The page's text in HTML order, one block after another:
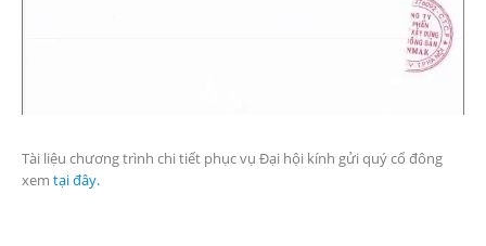
Tài liệu chương trình chi tiết phục vụ Đại hội kính gửi quý cổ đông
xem tại đây.